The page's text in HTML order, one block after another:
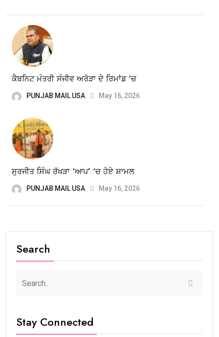
ਕੈਬਨਿਟ ਮੰਤਰੀ ਸੰਜੀਵ ਅਰੋੜਾ ਦੇ ਰਿਮਾਂਡ ‘ਚ
PUNJAB MAIL USA May 16, 2026
ਸੁਰਜੀਤ ਸਿੰਘ ਰੱਖੜਾ ‘ਆਪ’ ‘ਚ ਹੋਏ ਸ਼ਾਮਲ
PUNJAB MAIL USA May 16, 2026
Search
Stay Connected